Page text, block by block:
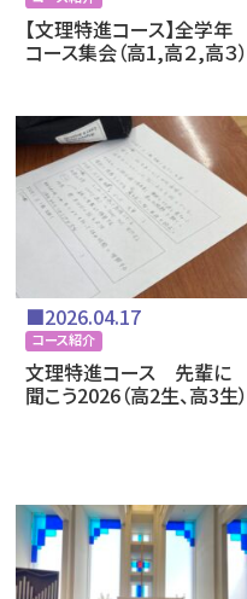
【文理特進コース】全学年
コース集会（高1,高２,高３）
■2026.04.17
コース紹介
文理特進コース 先輩に
聞こう2026（高2生、高3生）